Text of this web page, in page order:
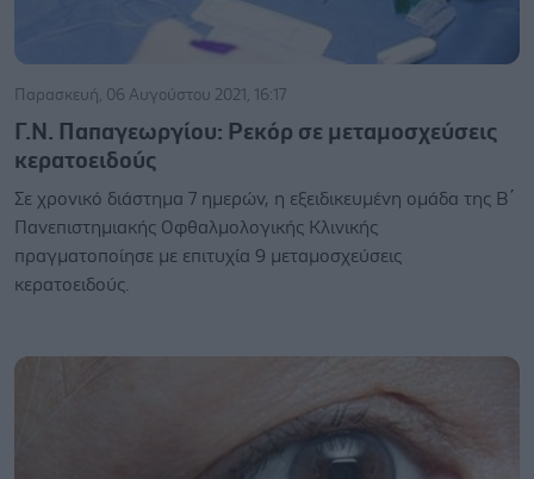
Παρασκευή, 06 Αυγούστου 2021, 16:17
Γ.Ν. Παπαγεωργίου: Ρεκόρ σε μεταμοσχεύσεις
κερατοειδούς
Σε χρονικό διάστημα 7 ημερών, η εξειδικευμένη ομάδα της Β΄
Πανεπιστημιακής Οφθαλμολογικής Κλινικής
πραγματοποίησε με επιτυχία 9 μεταμοσχεύσεις
κερατοειδούς.